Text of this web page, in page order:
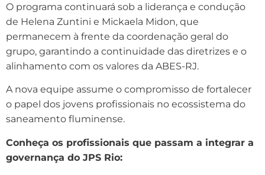
O programa continuará sob a liderança e condução
de Helena Zuntini e Mickaela Midon, que
permanecem à frente da coordenação geral do
grupo, garantindo a continuidade das diretrizes e o
alinhamento com os valores da ABES-RJ.
A nova equipe assume o compromisso de fortalecer
o papel dos jovens profissionais no ecossistema do
saneamento fluminense.
Conheça os profissionais que passam a integrar a
governança do JPS Rio: